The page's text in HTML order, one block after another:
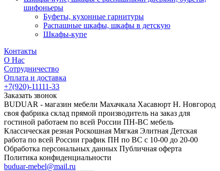
шифоньеры
Буфеты, кухонные гарнитуры
Распашные шкафы, шкафы в детскую
Шкафы-купе
Контакты
О Нас
Сотрудничество
Оплата и доставка
+7(920)-11111-33
Заказать звонок
BUDUAR - магазин мебели Махачкала Хасавюрт Н. Новгород
своя фабрика склад прямой производитель на заказ для
гостиной работаем по всей России ПН-ВС мебель
Классическая резная Роскошная Мягкая Элитная Детская
работа по всей России график ПН по ВС с 10-00 до 20-00
Обработка персональных данных Публичная оферта
Политика конфиденциальности
buduar-mebel@mail.ru